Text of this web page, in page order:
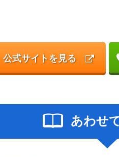
公式サイトを見る
あわせ